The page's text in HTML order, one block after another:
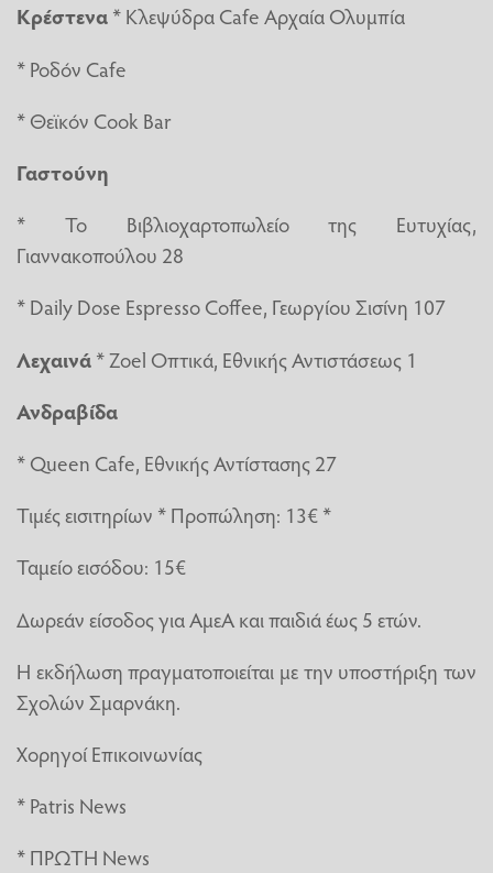
Κρέστενα* Κλεψύδρα Cafe Αρχαία Ολυμπία
* Ροδόν Cafe
* Θεϊκόν Cook Bar
Γαστούνη
* Το Βιβλιοχαρτοπωλείο της Ευτυχίας,
Γιαννακοπούλου 28
* Daily Dose Espresso Coffee, Γεωργίου Σισίνη 107
Λεχαινά* Zoel Οπτικά, Εθνικής Αντιστάσεως 1
Ανδραβίδα
* Queen Cafe, Εθνικής Αντίστασης 27
Τιμές εισιτηρίων * Προπώληση: 13€ *
Ταμείο εισόδου: 15€
Δωρεάν είσοδος για ΑμεΑ και παιδιά έως 5 ετών.
Η εκδήλωση πραγματοποιείται με την υποστήριξη των
Σχολών Σμαρνάκη.
Χορηγοί Επικοινωνίας
* Patris News
* ΠΡΩΤΗ News